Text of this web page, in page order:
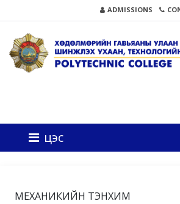
ADMISSIONS
цэс
МЕХАНИКИЙН ТЭНХИМ